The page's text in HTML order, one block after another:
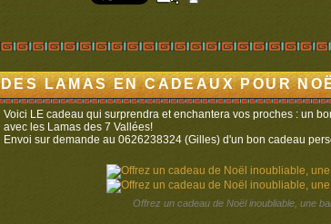
DES LAMAS EN CADEAUX POUR
Voici LE cadeau qui surprendra et enchantera vos proches : un
avec les Lamas des 7 Vallées!
Envoi sur demande au 0626238324 (Gilles) d'un bon cadeau
Offrez un cadeau de Noël inoubliable, une